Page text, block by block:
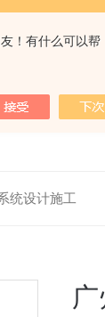
！有什么可以帮
统设计施工